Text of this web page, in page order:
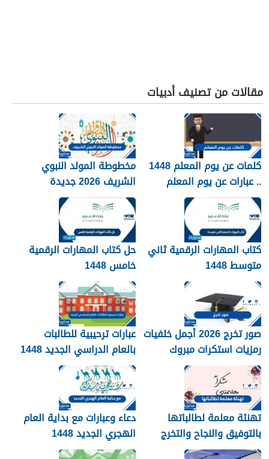
مقالات من تصنيف أدبيات
كلمات عن يوم المعلم 1448
.. عبارات عن يوم المعلم
مكتوبة 1448
مخطوطة المولد النبوي
الشريف 2026 جديدة
كتاب المهارات الرقمية ثاني
متوسط 1448
حل كتاب المهارات الرقمية
خامس 1448
صور تخرج 2026 أجمل خلفيات
رمزيات استكرات مبروك
التخرج 1448
عبارات ترحيبية للطالبات
بالعام الدراسي الجديد 1448
بالصور
تهنئة معلمة لطالباتها
بالتوفيق والنجاح والتخرج
2026
دعاء وعبارات مع بداية العام
الهجري الجديد 1448